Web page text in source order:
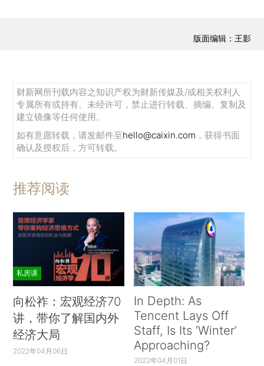
版面编辑：王影
财新网所刊载内容之知识产权为财新传媒及/或相关权利人
专属所有或持有。未经许可，禁止进行转载、摘编、复制及
建立镜像等任何使用。
如有意愿转载，请发邮件至hello@caixin.com ，获得书面
确认及授权后，方可转载。
推荐阅读
私房课
向松祚：宏观经济70
讲，带你了解国内外
经济大局
2022年04月06日
In Depth: As
Tencent Lays Off
Staff, Is Its ‘Winter’
Approaching?
2022年04月01日